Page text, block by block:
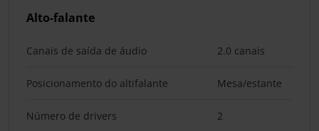
Alto-falante
Canais de saída de áudio 2.0 canais
Posicionamento do altifalante Mesa/estante
Número de drivers 2